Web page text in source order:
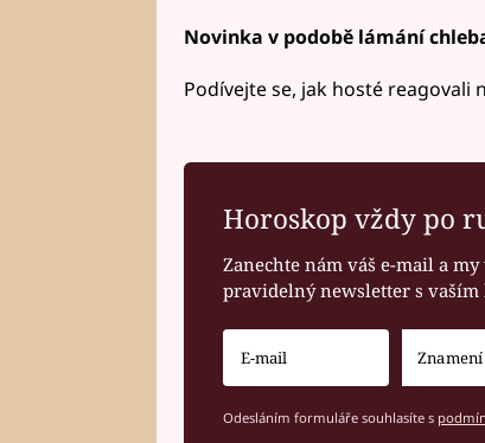
Novinka v podobě lámání
Podívejte se, jak hosté reagovali
Horoskop vždy po
Zanechte nám váš e-mail a
pravidelný newsletter s vaším
Odesláním formuláře souhlasíte s